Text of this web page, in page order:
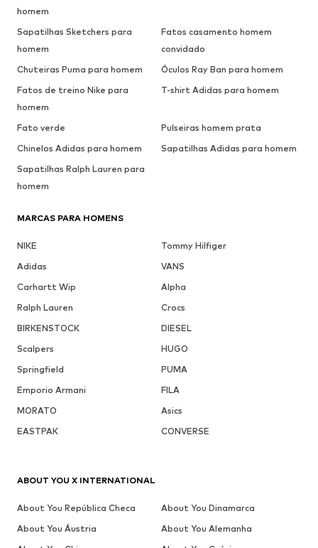
homem
Sapatilhas Sketchers para
homem
Fatos casamento homem
convidado
Chuteiras Puma para homem
Óculos Ray Ban para homem
Fatos de treino Nike para
homem
T-shirt Adidas para homem
Fato verde
Pulseiras homem prata
Chinelos Adidas para homem
Sapatilhas Adidas para homem
Sapatilhas Ralph Lauren para
homem
MARCAS PARA HOMENS
NIKE
Tommy Hilfiger
Adidas
VANS
Carhartt Wip
Alpha
Ralph Lauren
Crocs
BIRKENSTOCK
DIESEL
Scalpers
HUGO
Springfield
PUMA
Emporio Armani
FILA
MORATO
Asics
EASTPAK
CONVERSE
ABOUT YOU X INTERNATIONAL
About You República Checa
About You Dinamarca
About You Áustria
About You Alemanha